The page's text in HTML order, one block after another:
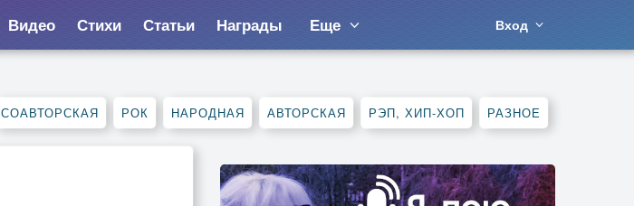
Видео Стихи Статьи Награды Еще Вход
СОАВТОРСКАЯ РОК НАРОДНАЯ АВТОРСКАЯ РЭП, ХИП-ХОП РАЗНОЕ